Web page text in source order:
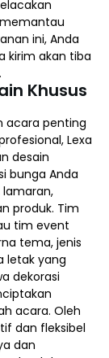
ini, Anda
kirim akan tiba
Khusus
acara penting
Lexa
desain
bunga Anda
produk. Tim
tim event
tema, jenis
letak yang
dekorasi
acara. Oleh
dan fleksibel
dan